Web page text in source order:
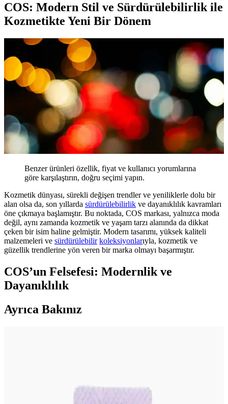
COS: Modern Stil ve Sürdürülebilirlik ile
Kozmetikte Yeni Bir Dönem
Benzer ürünleri özellik, fiyat ve kullanıcı yorumlarına
göre karşılaştırın, doğru seçimi yapın.
Kozmetik dünyası, sürekli değişen trendler ve yeniliklerle dolu bir
alan olsa da, son yıllarda sürdürülebilirlik ve dayanıklılık kavramları
öne çıkmaya başlamıştır. Bu noktada, COS markası, yalnızca moda
değil, aynı zamanda kozmetik ve yaşam tarzı alanında da dikkat
çeken bir isim haline gelmiştir. Modern tasarımı, yüksek kaliteli
malzemeleri ve sürdürülebilir koleksiyonlarıyla, kozmetik ve
güzellik trendlerine yön veren bir marka olmayı başarmıştır.
COS’un Felsefesi: Modernlik ve
Dayanıklılık
Ayrıca Bakınız
ön plana çıkaran alternatif bir stil sunuyor.